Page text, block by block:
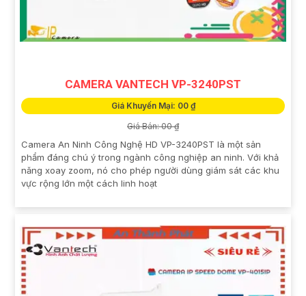
CAMERA VANTECH VP-3240PST
Giá Khuyến Mại: 00 ₫
Giá Bán: 00 ₫
Camera An Ninh Công Nghệ HD VP-3240PST là một sản
phẩm đáng chú ý trong ngành công nghiệp an ninh. Với khả
năng xoay zoom, nó cho phép người dùng giám sát các khu
vực rộng lớn một cách linh hoạt